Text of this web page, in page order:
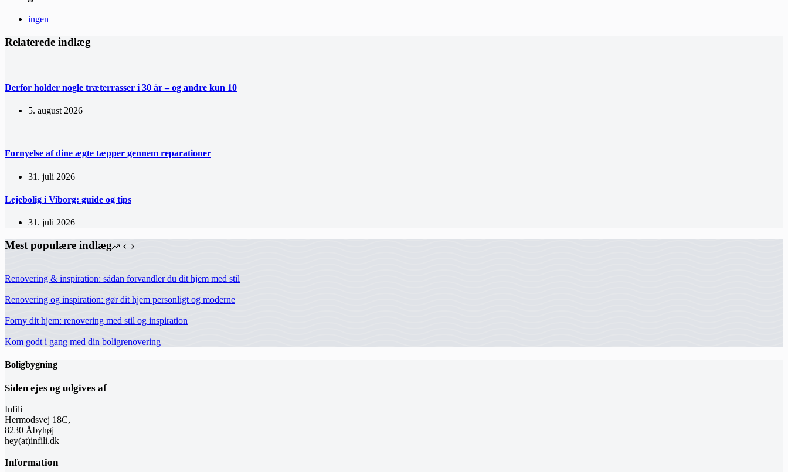
ingen
Relaterede indlæg
Derfor holder nogle træterrasser i 30 år – og andre kun 10
5. august 2026
Fornyelse af dine ægte tæpper gennem reparationer
31. juli 2026
Lejebolig i Viborg: guide og tips
31. juli 2026
Mest populære indlæg
Renovering & inspiration: sådan forvandler du dit hjem med stil
Renovering og inspiration: gør dit hjem personligt og moderne
Forny dit hjem: renovering med stil og inspiration
Kom godt i gang med din boligrenovering
Boligbygning
Siden ejes og udgives af
Infili
Hermodsvej 18C,
8230 Åbyhøj
hey(at)infili.dk
Information